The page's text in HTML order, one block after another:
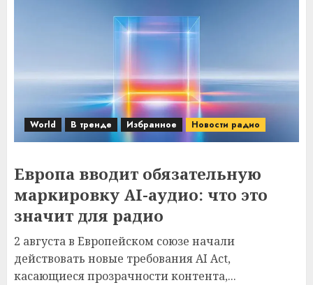
World В тренде Избранное Новости радио
Европа вводит обязательную
маркировку AI-аудио: что это
значит для радио
2 августа в Европейском союзе начали
действовать новые требования AI Act,
касающиеся прозрачности контента,...